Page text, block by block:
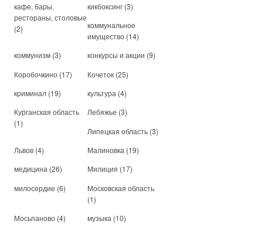
кафе, бары,
рестораны, столовые
(2)
кикбоксинг (3)
коммунальное
имущество (14)
коммунизм (3) конкурсы и акции (9)
Коробочкино (17) Кочеток (25)
криминал (19) культура (4)
Курганская область
(1)
Лебяжье (3)
Липецкая область (3)
Львов (4) Малиновка (19)
медицина (26) Милиция (17)
милосердие (6)
Московская область
(1)
Мосьпаново (4) музыка (10)